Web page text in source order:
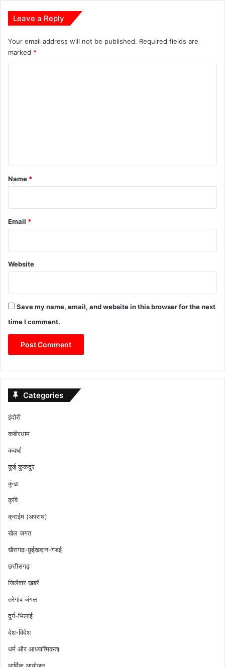
Leave a Reply
Your email address will not be published. Required fields are
marked *
*
Name *
Email *
Website
Save my name, email, and website in this browser for the next
time I comment.
Categories
इंदौरी
कबीरधाम
कवर्धा
कुई कुकदुर
कुंडा
कृषि
क्राईम (अपराध)
खेल जगत
खैरागढ़-छुईखदान-गंडई
छत्तीसगढ़
जिलेवार ख़बरें
तरेगांव जंगल
दुर्ग-भिलाई
देश-विदेश
धर्म और आध्यात्मिकता